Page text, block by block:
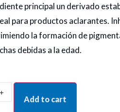
principal un derivado
para productos aclarantes.
la formación de
debidas a la edad.
+
Add to cart